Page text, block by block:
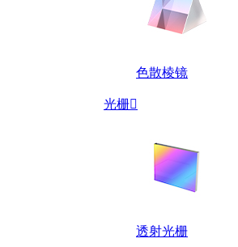
色散棱镜
光栅
透射光栅